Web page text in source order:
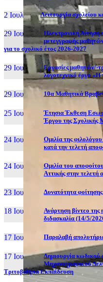
2 Ιουλ, 26 Λειτουργία σχολείου
29 Ιουν, 26
Ηλεκτρονική Αίτηση
μετεγγραφής
για το σχολικό έτος 2026-2027
29 Ιουν, 26
Εργασίες μαθητών/-
λογοτεχνικό έργο «Η
29 Ιουν, 26 10α Μαθητικά
25 Ιουν, 26
Έτησια Έκθεση
Έργου της Σχολικής
24 Ιουν, 26
Ομιλία της
κατά την τελετή
24 Ιουν, 26
Ομιλία του
Αττικής στην τελετή
23 Ιουν, 26 Δυνατότητα
18 Ιουν, 26
Ανάρτηση βίντεο της
διδασκαλία (14/5/
17 Ιουν, 26 Παραλαβή
17 Ιουν, 26
Δημιουργία κωδικού
Μηχανογραφικού
Τριτοβάθμια Εκπαίδευση